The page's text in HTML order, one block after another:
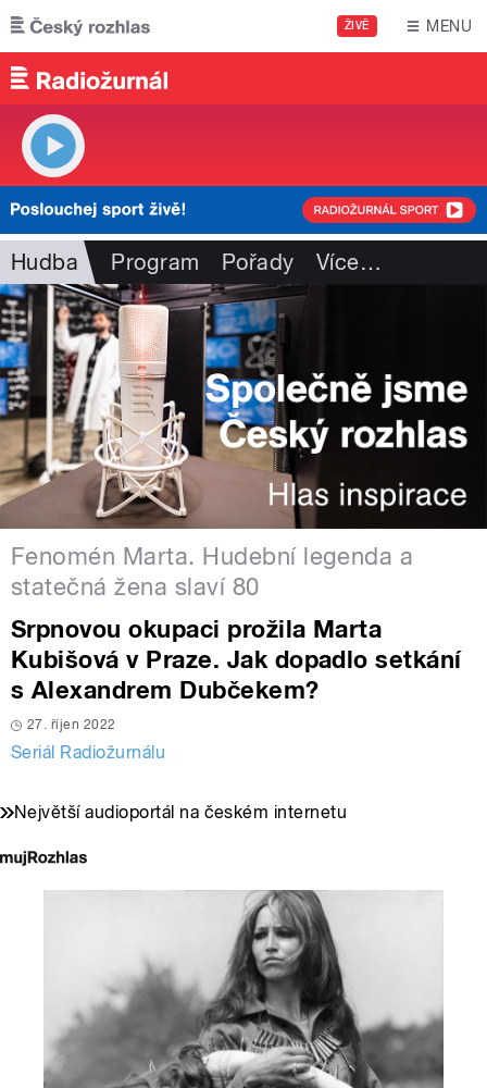
Přejít k hlavnímu obsahu
ŽIVĚ MENU
Hudba Program Pořady Více…
Fenomén Marta. Hudební legenda a
statečná žena slaví 80
Srpnovou okupaci prožila Marta
Kubišová v Praze. Jak dopadlo setkání
s Alexandrem Dubčekem?
27. říjen 2022
Seriál Radiožurnálu
Největší audioportál na českém internetu